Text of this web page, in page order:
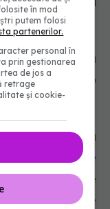
scăzută
pe o
o temperatură
precizie, care
nutrienții, este
sănătoasă de
în mod
putem folosi
partenerilor.
personal în
prin gestionarea
de jos a
retrage
și cookie-